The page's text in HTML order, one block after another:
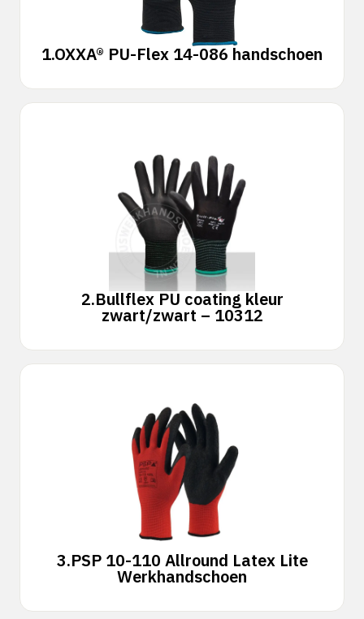
1.OXXA® PU-Flex 14-086 handschoen
2.Bullflex PU coating kleur
zwart/zwart – 10312
3.PSP 10-110 Allround Latex Lite
Werkhandschoen